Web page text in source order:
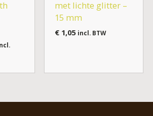
met lichte glitter –
15 mm
€1,05 incl. BTW